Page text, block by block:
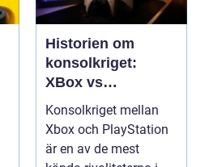
Historien om
konsolkriget:
XBox vs
PlayStation
Konsolkriget mellan
Xbox och PlayStation
är en av de mest